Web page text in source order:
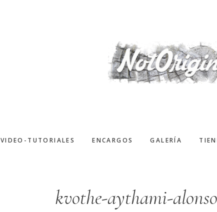
VIDEO-TUTORIALES ENCARGOS GALERÍA
kvothe-aythami-